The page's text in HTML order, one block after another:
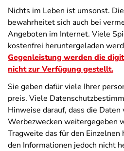
Nichts im Leben ist umsonst.
bewahrheitet sich auch bei
Angeboten im Internet. Viele
kostenfrei heruntergeladen
Gegenleistung werden die
nicht zur Verfügung gestellt.
Sie geben dafür viele Ihrer
preis. Viele
Hinweise darauf, dass die Daten
Werbezwecken weitergegeben
Tragweite das für den Einzelnen
den Informationen jedoch nicht